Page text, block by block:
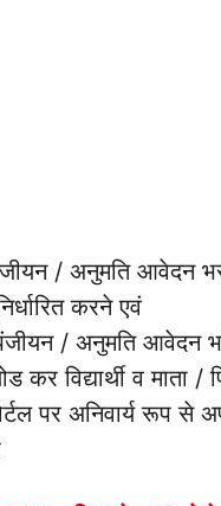
/ अनुमति आवेदन
करने एवं
/ अनुमति आवेदन
कर विद्यार्थी व माता
के पोर्टल पर अनिवार्य